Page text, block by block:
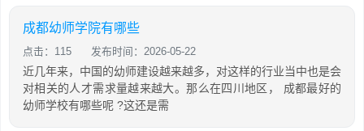
成都幼师学院有哪些
点击：115 发布时间：2026-05-22
近几年来，中国的幼师建设越来越多，对这样的行业当中也是会
对相关的人才需求量越来越大。那么在四川地区， 成都最好的
幼师学校有哪些呢 ?这还是需